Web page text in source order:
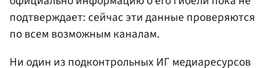
подтверждает: сейчас эти данные проверяются
по всем возможным каналам.
Ни один из подконтрольных ИГ медиаресурсов